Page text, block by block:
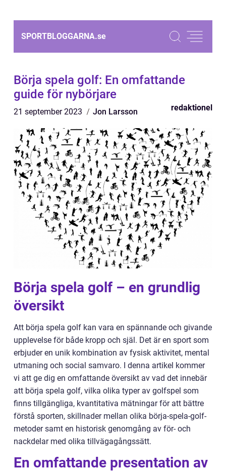
SPORTBLOGGARNA.se
Börja spela golf: En omfattande
guide för nybörjare
21 september 2023 Jon Larsson redaktionel
Börja spela golf – en grundlig
översikt
Att börja spela golf kan vara en spännande och givande
upplevelse för både kropp och själ. Det är en sport som
erbjuder en unik kombination av fysisk aktivitet, mental
utmaning och social samvaro. I denna artikel kommer
vi att ge dig en omfattande översikt av vad det innebär
att börja spela golf, vilka olika typer av golfspel som
finns tillgängliga, kvantitativa mätningar för att bättre
förstå sporten, skillnader mellan olika börja-spela-golf-
metoder samt en historisk genomgång av för- och
nackdelar med olika tillvägagångssätt.
En omfattande presentation av